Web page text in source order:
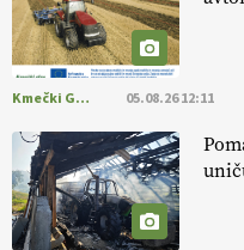
[EKOloško = LOGIČNO
aronije
v dobrem desetletju
podjetniško zgodbo.
#IMCAP #CAP https://t.co/
[EKOloško = LOGIČNO
v tujini
. Zato je ekološka
vinarje
. VEČ
https://
Kmečki Glas 05.08.26 12:11